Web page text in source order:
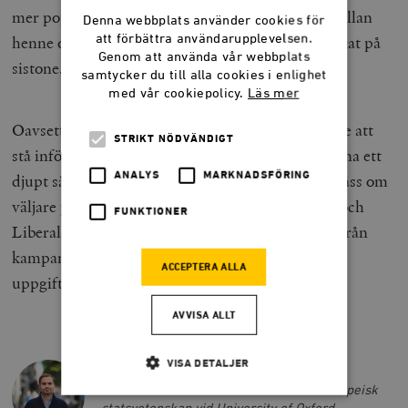
mer populär med partiets bas, men skillnaden mellan
henne och Jenrick i opinionsmätningar har minskat på
sistone.
Oavsett vem som vinner kommer nästa toryledare att
stå inför en kolossal utmaning. De måste lyckas ena ett
djupt sårat parti, samtidigt som de kommer att slåss om
väljare på tre olika fronter, med Labour, Reform och
Liberaldemokraterna. Än så länge antyder inget från
kampanjen att Jenrick eller Badenoch klarar den
uppgiften.
JOHANNES RIESE
Johannes Riese är mastersstudent i europeisk
Denna webbplats använder cookies för
att förbättra användarupplevelsen.
Genom att använda vår webbplats
samtycker du till alla cookies i enlighet
med vår cookiepolicy. Läs mer
STRIKT NÖDVÄNDIGT
ANALYS MARKNADSFÖRING
FUNKTIONER
ACCEPTERA ALLA
AVVISA ALLT
VISA DETALJER